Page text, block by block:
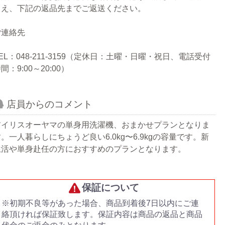
え、下記の返品先までご返送ください。
連絡先
：048-211-3159（定休日：土曜・日曜・祝日、電話受付
：9:00～20:00）
店員からのコメント
イリスオーヤマの単身用洗濯機、おまかせプランとなりま
一人暮らしにちょうど良い6.0kg〜6.9kgの容量です。新
や単身赴任の方におすすめのプランとなります。
保証について
※初期不良等があった場合、商品到着後7日以内にご連
絡頂ければ保証致します。保証内容は商品の返品と商品